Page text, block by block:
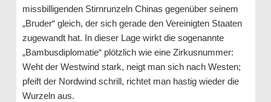
missbilligenden Stirnrunzeln Chinas gegenüber seinem
„Bruder“ gleich, der sich gerade den Vereinigten Staaten
zugewandt hat. In dieser Lage wirkt die sogenannte
„Bambusdiplomatie“ plötzlich wie eine Zirkusnummer:
Weht der Westwind stark, neigt man sich nach Westen;
pfeift der Nordwind schrill, richtet man hastig wieder die
Wurzeln aus.